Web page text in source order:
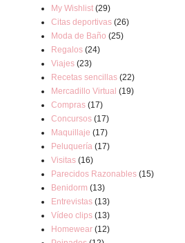
My Wishlist (29)
Citas deportivas (26)
Moda de Baño (25)
Regalos (24)
Viajes (23)
Recetas sencillas (22)
Mercadillo Virtual (19)
Compras (17)
Concursos (17)
Maquillaje (17)
Peluquería (17)
Visitas (16)
Parecidos Razonables (15)
Benidorm (13)
Entrevistas (13)
Vídeo clips (13)
Homewear (12)